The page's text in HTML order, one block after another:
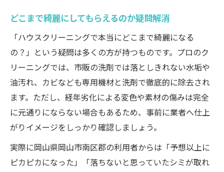
どこまで綺麗にしてもらえるのか疑問解消
「ハウスクリーニングで本当にどこまで綺麗になる
の？」という疑問は多くの方が持つものです。プロのク
リーニングでは、市販の洗剤では落としきれない水垢や
油汚れ、カビなども専用機材と洗剤で徹底的に除去され
ます。ただし、経年劣化による変色や素材の傷みは完全
に元通りにならない場合もあるため、事前に業者へ仕上
がりイメージをしっかり確認しましょう。
実際に岡山県岡山市南区郡の利用者からは「予想以上に
ピカピカになった」「落ちないと思っていたシミが取れ